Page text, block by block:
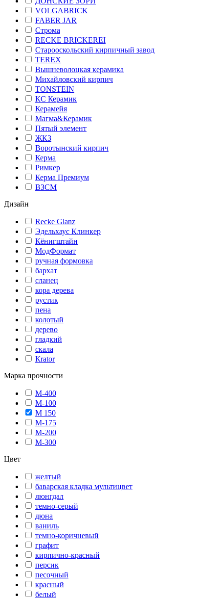
VOLGABRICK
FABER JAR
Строма
RECKE BRICKEREI
Старооскольский кирпичный завод
TEREX
Вышневолоцкая керамика
Михайловский кирпич
TONSTEIN
КС Керамик
Керамейя
Магма&Керамик
Пятый элемент
ЖКЗ
Воротынский кирпич
Керма
Римкер
Керма Премиум
ВЗСМ
Дизайн
Recke Glanz
Эдельхаус Клинкер
Кёнигштайн
МодФормат
ручная формовка
бархат
сланец
кора дерева
рустик
пена
колотый
дерево
гладкий
скала
Кrator
Марка прочности
М-400
М-100
М 150
М-175
М-200
М-300
Цвет
желтый
баварская кладка мультицвет
люнгдал
темно-серый
дюна
ваниль
темно-коричневый
графит
кирпично-красный
персик
песочный
красный
белый